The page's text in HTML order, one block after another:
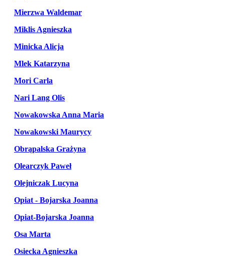
Mierzwa Waldemar
Miklis Agnieszka
Minicka Alicja
Mlek Katarzyna
Mori Carla
Nari Lang Olis
Nowakowska Anna Maria
Nowakowski Maurycy
Obrąpalska Grażyna
Olearczyk Paweł
Olejniczak Lucyna
Opiat - Bojarska Joanna
Opiat-Bojarska Joanna
Osa Marta
Osiecka Agnieszka